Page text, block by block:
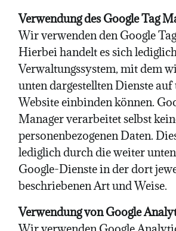
Verwendung des Google Tag
Wir verwenden den Google
Hierbei handelt es sich
Verwaltungssystem, mit dem
unten dargestellten Dienste auf
Website einbinden können.
Manager verarbeitet selbst
personenbezogenen Daten.
lediglich durch die weiter
Google-Dienste in der dort
beschriebenen Art und Weise.
Verwendung von Google